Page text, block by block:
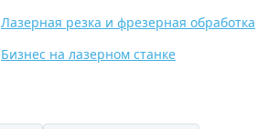
Лазерная резка и фрезерная обработка
Бизнес на лазерном станке